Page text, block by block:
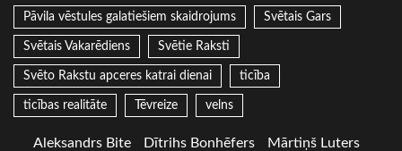
Pāvila vēstules galatiešiem skaidrojums Svētais Gars
Svētais Vakarēdiens Svētie Raksti
Svēto Rakstu apceres katrai dienai ticība
ticības realitāte Tēvreize velns
Aleksandrs Bite Dītrihs Bonhēfers Mārtiņš Luters